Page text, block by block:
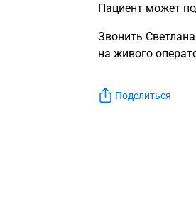
Пациент может
Звонить
на живого
Поделиться